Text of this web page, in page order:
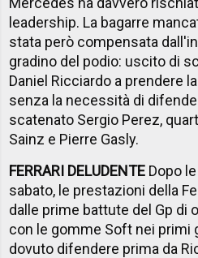
leadership. La bagarre
stata però compensata
gradino del podio: uscito di
Daniel Ricciardo a prendere
senza la necessità di
scatenato Sergio Perez,
Sainz e Pierre Gasly.
FERRARI DELUDENTE Dopo
sabato, le prestazioni della
dalle prime battute del Gp di
con le gomme Soft nei primi
dovuto difendere prima da